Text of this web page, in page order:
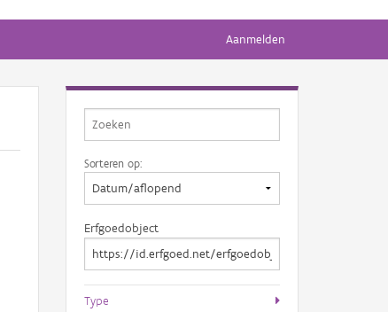
Aanmelden
Sorteren op:
Erfgoedobject
Type